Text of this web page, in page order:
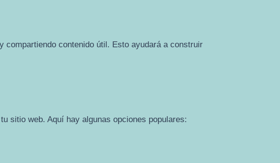
compartiendo contenido útil. Esto ayudará a construir
sitio web. Aquí hay algunas opciones populares: